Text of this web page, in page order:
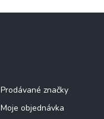
Prodávané značky
Moje objednávka